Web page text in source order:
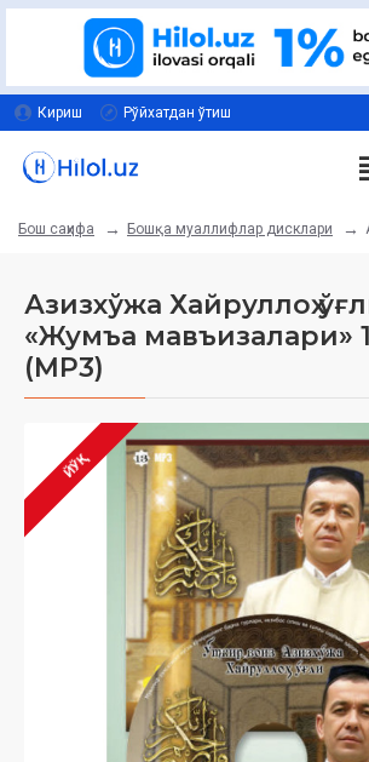
Кириш Рўйхатдан ўтиш
Бош саҳифа Бошқа муаллифлар дисклари
Азизхўжа Хайруллоҳ
«Жумъа мавъизалари»
(МР3)
ЙЎҚ